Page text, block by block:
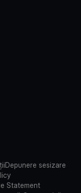
Depunere sesizare
Statement